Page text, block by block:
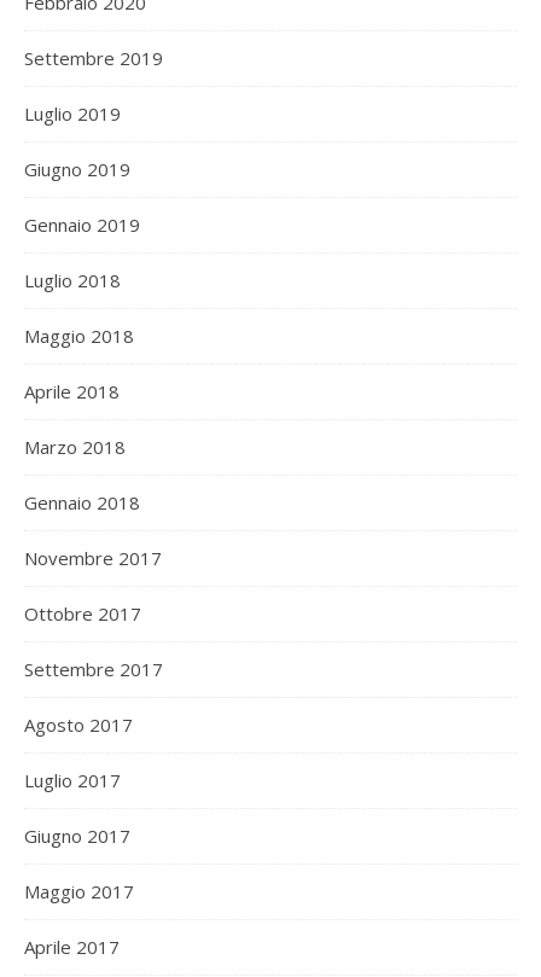
Settembre 2019
Luglio 2019
Giugno 2019
Gennaio 2019
Luglio 2018
Maggio 2018
Aprile 2018
Marzo 2018
Gennaio 2018
Novembre 2017
Ottobre 2017
Settembre 2017
Agosto 2017
Luglio 2017
Giugno 2017
Maggio 2017
Aprile 2017